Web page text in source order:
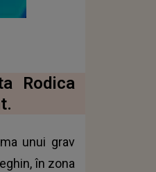
Rodica
unui grav
în zona